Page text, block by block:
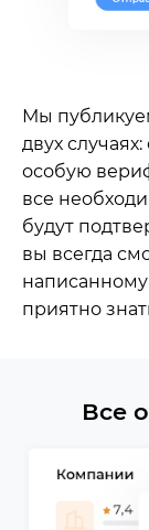
Мы
двух
особую
все
будут
вы всегда
написанному
приятно
Все